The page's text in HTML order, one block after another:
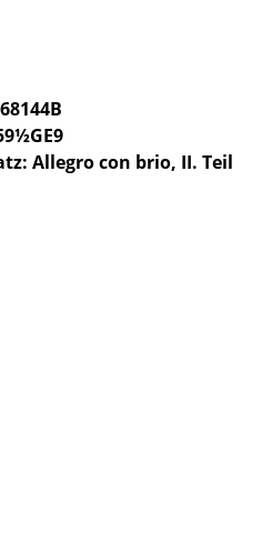
68144B
Allegro con brio, II. Teil